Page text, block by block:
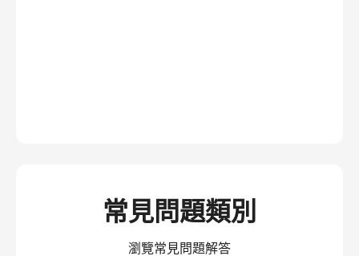
常見問題類別
瀏覽常見問題解答